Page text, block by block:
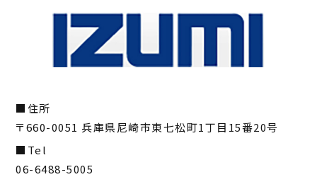
住所
〒660-0051 兵庫県尼崎市東七松町1丁目15番20号
Tel
06-6488-5005